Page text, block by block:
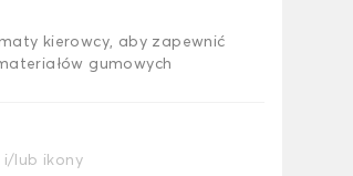
kierowcy, aby zapewnić
gumowych
lub ikony